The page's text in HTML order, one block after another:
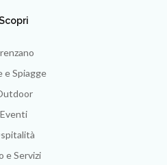
e Spiagge
Eventi
e Servizi